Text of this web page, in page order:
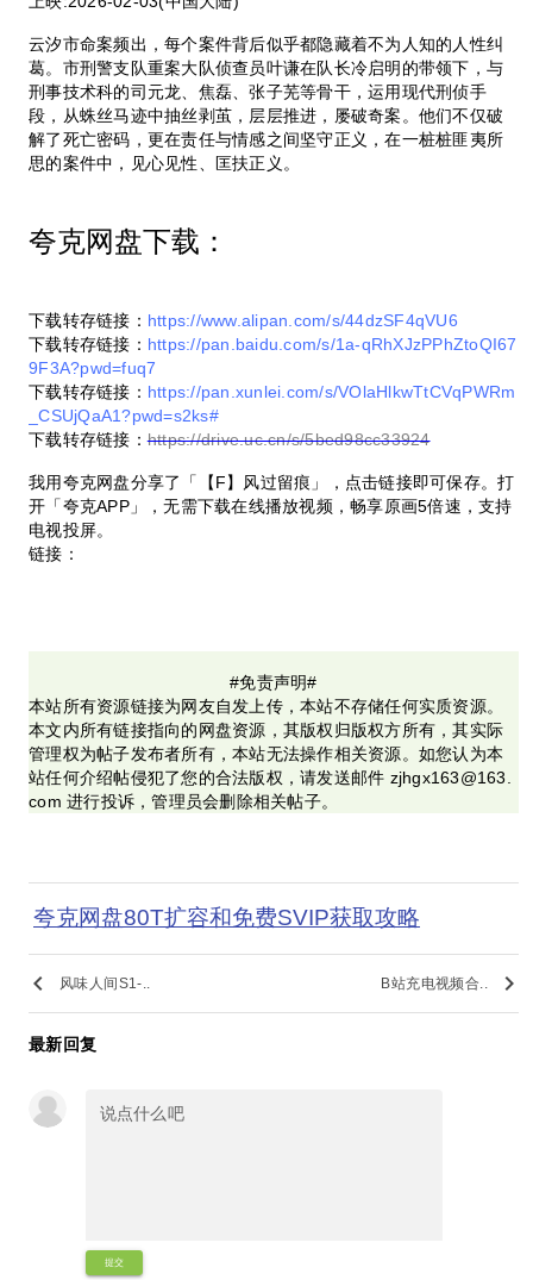
云汐市命案频出，每个案件背后似乎都隐藏着不为人知的人性纠
葛。市刑警支队重案大队侦查员叶谦在队长冷启明的带领下，与
刑事技术科的司元龙、焦磊、张子芜等骨干，运用现代刑侦手
段，从蛛丝马迹中抽丝剥茧，层层推进，屡破奇案。他们不仅破
解了死亡密码，更在责任与情感之间坚守正义，在一桩桩匪夷所
思的案件中，见心见性、匡扶正义。
夸克网盘下载：
下载转存链接： https://www.alipan.com/s/44dzSF4qVU6
下载转存链接： https://pan.baidu.com/s/1a-qRhXJzPPhZtoQI67
9F3A?pwd=fuq7
下载转存链接： https://pan.xunlei.com/s/VOlaHlkwTtCVqPWRm
_CSUjQaA1?pwd=s2ks#
下载转存链接：https://drive.uc.cn/s/5bed98cc33924
我用夸克网盘分享了「【F】风过留痕」，点击链接即可保存。打
开「夸克APP」，无需下载在线播放视频，畅享原画5倍速，支持
电视投屏。
链接：
#免责声明#
本站所有资源链接为网友自发上传，本站不存储任何实质资源。
本文内所有链接指向的网盘资源，其版权归版权方所有，其实际
管理权为帖子发布者所有，本站无法操作相关资源。如您认为本
站任何介绍帖侵犯了您的合法版权，请发送邮件 zjhgx163@163.
com 进行投诉，管理员会删除相关帖子。
夸克网盘80T扩容和免费SVIP获取攻略
keyboard_arrow_left 风味人间S1-.. B站充电视频合.. keyboard_arrow_right
最新回复
提交